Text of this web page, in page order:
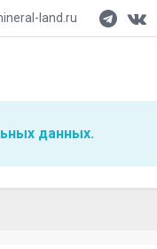
land.ru
данных.